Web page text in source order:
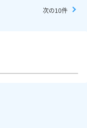
次の10件